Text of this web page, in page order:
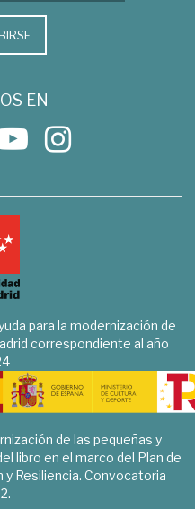
EN
para la modernización de
correspondiente al año
de las pequeñas y
libro en el marco del Plan de
y Resiliencia. Convocatoria